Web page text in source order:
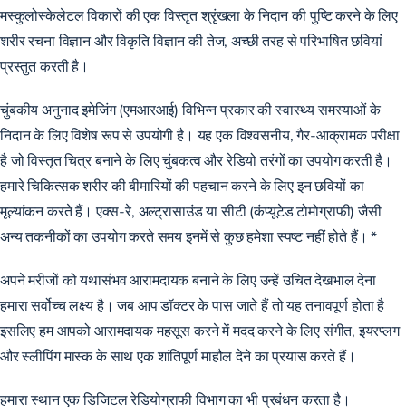
मस्कुलोस्केलेटल विकारों की एक विस्तृत श्रृंखला के निदान की पुष्टि करने के लिए
शरीर रचना विज्ञान और विकृति विज्ञान की तेज, अच्छी तरह से परिभाषित छवियां
प्रस्तुत करती है।
चुंबकीय अनुनाद इमेजिंग (एमआरआई) विभिन्न प्रकार की स्वास्थ्य समस्याओं के
निदान के लिए विशेष रूप से उपयोगी है। यह एक विश्वसनीय, गैर-आक्रामक परीक्षा
है जो विस्तृत चित्र बनाने के लिए चुंबकत्व और रेडियो तरंगों का उपयोग करती है।
हमारे चिकित्सक शरीर की बीमारियों की पहचान करने के लिए इन छवियों का
मूल्यांकन करते हैं। एक्स-रे, अल्ट्रासाउंड या सीटी (कंप्यूटेड टोमोग्राफी) जैसी
अन्य तकनीकों का उपयोग करते समय इनमें से कुछ हमेशा स्पष्ट नहीं होते हैं। *
अपने मरीजों को यथासंभव आरामदायक बनाने के लिए उन्हें उचित देखभाल देना
हमारा सर्वोच्च लक्ष्य है। जब आप डॉक्टर के पास जाते हैं तो यह तनावपूर्ण होता है
इसलिए हम आपको आरामदायक महसूस करने में मदद करने के लिए संगीत, इयरप्लग
और स्लीपिंग मास्क के साथ एक शांतिपूर्ण माहौल देने का प्रयास करते हैं।
हमारा स्थान एक डिजिटल रेडियोग्राफी विभाग का भी प्रबंधन करता है।